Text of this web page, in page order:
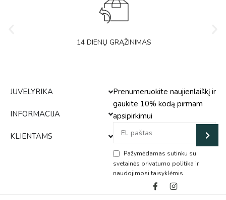
14 DIENŲ GRĄŽINIMAS
JUVELYRIKA
INFORMACIJA
KLIENTAMS
Prenumeruokite naujienlaiškį ir
gaukite 10% kodą pirmam
apsipirkimui
Pažymėdamas sutinku su
svetainės privatumo politika ir
naudojimosi taisyklėmis
Alternative: